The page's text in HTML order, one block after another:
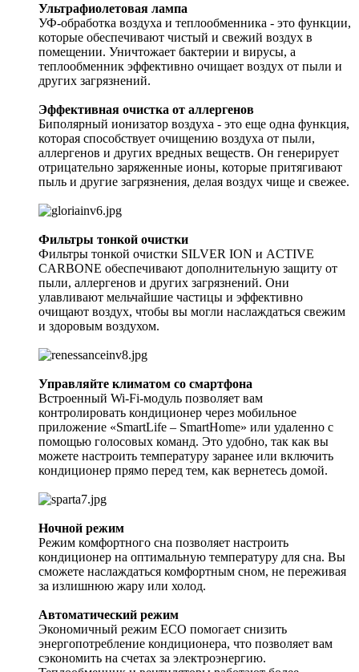
Ультрафиолетовая лампа
УФ-обработка воздуха и теплообменника - это функции,
которые обеспечивают чистый и свежий воздух в
помещении. Уничтожает бактерии и вирусы, а
теплообменник эффективно очищает воздух от пыли и
других загрязнений.
Эффективная очистка от аллергенов
Биполярный ионизатор воздуха - это еще одна функция,
которая способствует очищению воздуха от пыли,
аллергенов и других вредных веществ. Он генерирует
отрицательно заряженные ионы, которые притягивают
пыль и другие загрязнения, делая воздух чище и свежее.
Фильтры тонкой очистки
Фильтры тонкой очистки SILVER ION и ACTIVE
CARBONE обеспечивают дополнительную защиту от
пыли, аллергенов и других загрязнений. Они
улавливают мельчайшие частицы и эффективно
очищают воздух, чтобы вы могли наслаждаться свежим
и здоровым воздухом.
Управляйте климатом со смартфона
Встроенный Wi-Fi-модуль позволяет вам
контролировать кондиционер через мобильное
приложение «SmartLife – SmartHome» или удаленно с
помощью голосовых команд. Это удобно, так как вы
можете настроить температуру заранее или включить
кондиционер прямо перед тем, как вернетесь домой.
Ночной режим
Режим комфортного сна позволяет настроить
кондиционер на оптимальную температуру для сна. Вы
сможете наслаждаться комфортным сном, не переживая
за излишнюю жару или холод.
Автоматический режим
Экономичный режим ECO помогает снизить
энергопотребление кондиционера, что позволяет вам
сэкономить на счетах за электроэнергию.